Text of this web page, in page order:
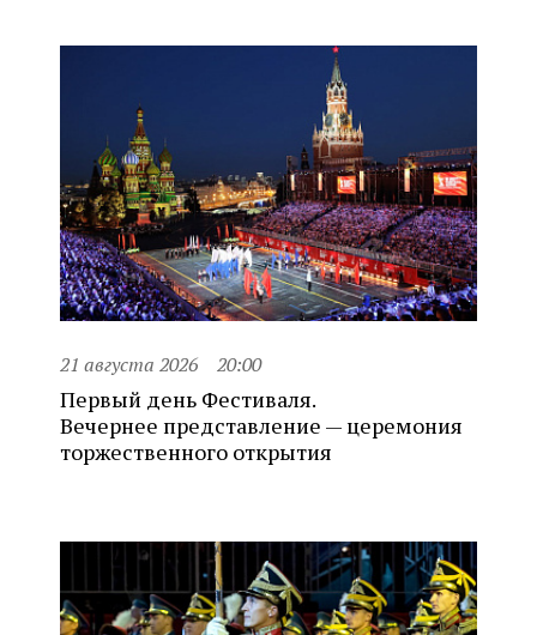
21 августа 2026 20:00
Первый день Фестиваля.
Вечернее представление — церемония
торжественного открытия